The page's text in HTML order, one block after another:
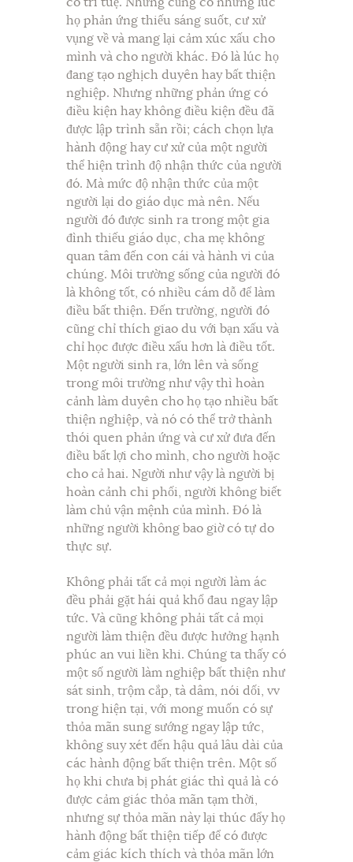
có trí tuệ. Nhưng cũng có những lúc
họ phản ứng thiếu sáng suốt, cư xử
vụng về và mang lại cảm xúc xấu cho
mình và cho người khác. Đó là lúc họ
đang tạo nghịch duyên hay bất thiện
nghiệp. Nhưng những phản ứng có
điều kiện hay không điều kiện đều đã
được lập trình sẵn rồi; cách chọn lựa
hành động hay cư xử của một người
thể hiện trình độ nhận thức của người
đó. Mà mức độ nhận thức của một
người lại do giáo dục mà nên. Nếu
người đó được sinh ra trong một gia
đình thiếu giáo dục, cha mẹ không
quan tâm đến con cái và hành vi của
chúng. Môi trường sống của người đó
là không tốt, có nhiều cám dỗ để làm
điều bất thiện. Đến trường, người đó
cũng chỉ thích giao du với bạn xấu và
chỉ học được điều xấu hơn là điều tốt.
Một người sinh ra, lớn lên và sống
trong môi trường như vậy thì hoàn
cảnh làm duyên cho họ tạo nhiều bất
thiện nghiệp, và nó có thể trở thành
thói quen phản ứng và cư xử đưa đến
điều bất lợi cho mình, cho người hoặc
cho cả hai. Người như vậy là người bị
hoàn cảnh chi phối, người không biết
làm chủ vận mệnh của mình. Đó là
những người không bao giờ có tự do
thực sự.
Không phải tất cả mọi người làm ác
đều phải gặt hái quả khổ đau ngay lập
tức. Và cũng không phải tất cả mọi
người làm thiện đều được hưởng hạnh
phúc an vui liền khi. Chúng ta thấy có
một số người làm nghiệp bất thiện như
sát sinh, trộm cắp, tà dâm, nói dối, vv
trong hiện tại, với mong muốn có sự
thỏa mãn sung sướng ngay lập tức,
không suy xét đến hậu quả lâu dài của
các hành động bất thiện trên. Một số
họ khi chưa bị phát giác thì quả là có
được cảm giác thỏa mãn tạm thời,
nhưng sự thỏa mãn này lại thúc đẩy họ
hành động bất thiện tiếp để có được
cảm giác kích thích và thỏa mãn lớn